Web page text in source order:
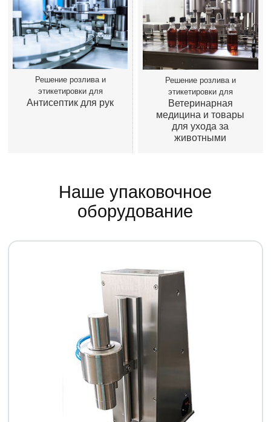
Решение розлива и
этикетировки для
Антисептик для рук
Решение розлива и
этикетировки для
Ветеринарная
медицина и товары
для ухода за
животными
Наше упаковочное
оборудование